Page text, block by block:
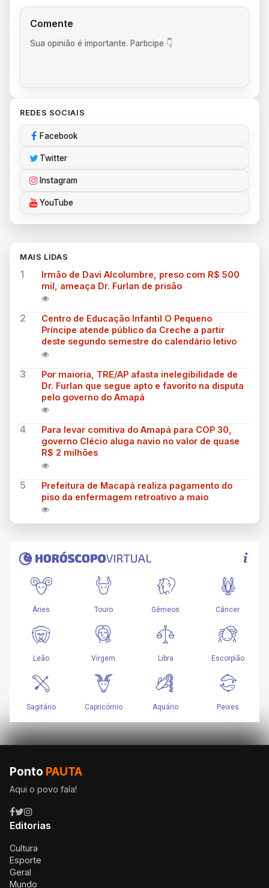
Comente
Sua opinião é importante. Participe 👇
REDES SOCIAIS
Facebook
Twitter
Instagram
YouTube
MAIS LIDAS
1
Irmão de Davi Alcolumbre, preso com R$ 500
mil, ameaça Dr. Furlan de prisão
2
Centro de Educação Infantil O Pequeno
Príncipe atende público da Creche a partir
deste segundo semestre do calendário letivo
3
Por maioria, TRE/AP afasta inelegibilidade de
Dr. Furlan que segue apto e favorito na disputa
pelo governo do Amapá
4
Para levar comitiva do Amapá para COP 30,
governo Clécio aluga navio no valor de quase
R$ 2 milhões
5
Prefeitura de Macapá realiza pagamento do
piso da enfermagem retroativo a maio
Ponto PAUTA
Aqui o povo fala!
Editorias
Cultura
Esporte
Geral
Mundo